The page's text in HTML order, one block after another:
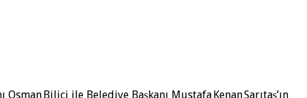
Bilici ile Belediye Başkanı Mustafa Kenan Sarıtaş’ın